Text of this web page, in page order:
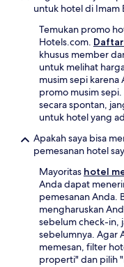
untuk hotel di Imam
Temukan promo
Hotels.com.
khusus member
untuk melihat
musim sepi
promo musim
secara spontan,
untuk hotel yang
Apakah saya bisa
pemesanan hotel
Mayoritas hotel
Anda dapat
pemesanan Anda.
mengharuskan
sebelum check-in,
sebelumnya. Agar
memesan, filter
properti" dan pilih